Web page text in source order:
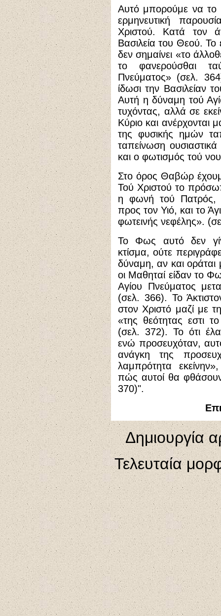
Αυτό μπορούμε να το
ερμηνευτική
Χριστού. Κατά τον
Βασιλεία του Θεού. Το
δεν σημαίνει «το
το φανερούσθαι
Πνεύματος» (σελ.
ίδωσι την Βασιλείαν
Αυτή η δύναμη τού
τυχόντας, αλλά σε
Κύριο και ανέρχονται
της φυσικής ημών
ταπείνωση
και ο φωτισμός τού
Στο όρος Θαβώρ
Τού Χριστού το
η φωνή τού Πατρός,
προς τον Υιό, και το
φωτεινής νεφέλης».
Το Φως αυτό δεν
κτίσμα, ούτε
δύναμη, αν και
οι Μαθηταί είδαν το
Αγίου Πνεύματος
(σελ. 366). Το
στον Χριστό μαζί με
«της θεότητας εστι
(σελ. 372). Το ότι
ενώ προσευχόταν,
ανάγκη της
λαμπρότητα
πώς αυτοί θα
370)".
Δημιουργία
Τελευταία